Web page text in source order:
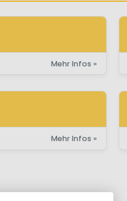
Mehr Infos »
Mehr Infos »